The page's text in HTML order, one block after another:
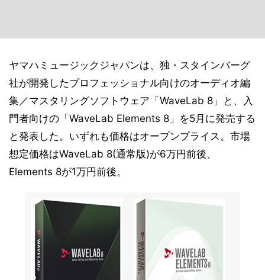
ヤマハミュージックジャパンは、独・スタインバーグ
社が開発したプロフェッショナル向けのオーディオ編
集／マスタリングソフトウェア「WaveLab 8」と、入
門者向けの「WaveLab Elements 8」を5月に発売する
と発表した。いずれも価格はオープンプライス。市場
想定価格はWaveLab 8(通常版)が6万円前後、
Elements 8が1万円前後。